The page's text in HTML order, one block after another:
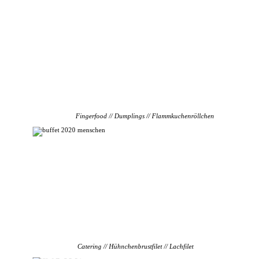
Fingerfood // Dumplings // Flammkuchenröllchen
Catering // Hühnchenbrustfilet // Lachfilet